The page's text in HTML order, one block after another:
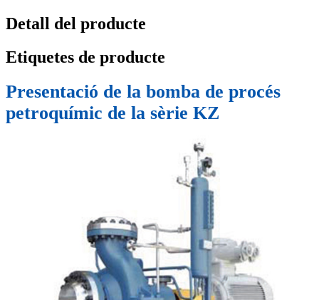
Detall del producte
Etiquetes de producte
Presentació de la bomba de procés
petroquímic de la sèrie KZ